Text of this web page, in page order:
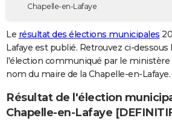
Destinations
City break
Voyage nature
Voyage de noces
Forum
GUIDES D'ACHAT
BONS PLANS
Carte de Noël
Carte Bonne année
Carte Saint-Valentin
Carte Pâques
Carte d'anniversaire
DICTIONNAIRE
Chapelle-en-Lafaye
Le résultat des élections municipales
Lafaye est publié. Retrouvez ci-
l'élection communiqué par le ministère
nom du maire de la Chapelle-en-Lafaye.
Résultat de l'élection
Chapelle-en-Lafaye